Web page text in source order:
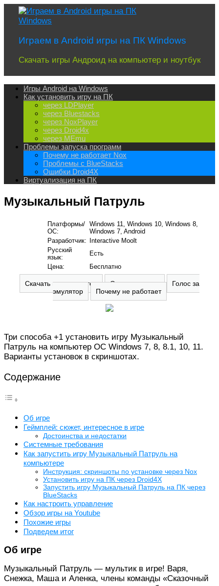
Перейти
содержимому
Играем в Android игры на ПК Windows
Скачать игры Андроид на компьютер и ноутбук
Игры Android на Windows
Как установить игру на ПК
через LDPlayer
через Bluestacks
через NoxPlayer
через Droid4x
через MEmu
Проблемы запуска программ
Почему не работает Nox
Проблемы с BlueStacks
Ошибки Droid4X
Виртуализация на ПК
Музыкальный Патруль
Платформы/
ОС:
Windows 11, Windows 10, Windows 8,
Windows 7, Android
Разработчик: Interactive Moolt
Русский
язык:
Есть
Цена:
Бесплатно
Скачать на компьютер Оставить отзыв
Голос за
эмулятор
Почему не работает
Три способа +1 установить игру Музыкальный
Патруль на компьютер ОС Windows 7, 8, 8.1, 10, 11.
Варианты установок в скриншотах.
Содержание
Об игре
Геймплей: сюжет, интересное в игре
Достоинства и недостатки
Системные требования
Как запустить игру Музыкальный Патруль на
компьютере
Инструкция: скриншоты по установке через Nox
Установить игру на ПК через Droid4X
Запустить игру Музыкальный Патруль на ПК через
BlueStacks
Как настроить управление
Обзор игры на Youtube
Похожие игры
Подведем итог
Об игре
Музыкальный Патруль — мультик в игре! Варя,
Снежка, Маша и Аленка, члены команды «Сказочный